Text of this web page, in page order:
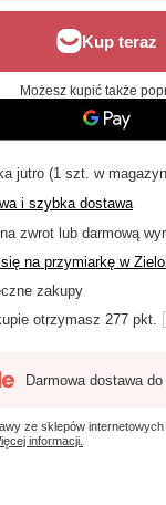
Możesz kupić także
jutro(1 szt. w
i szybka dostawa
zwrot lub darmową
na przymiarkę w
zakupy
otrzymasz277 pkt.
Darmowa dostawa
ze sklepów
informacji.